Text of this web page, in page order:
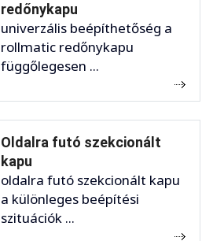
redőnykapu
univerzális beépíthetőség a
rollmatic redőnykapu
függőlegesen ...
Oldalra futó szekcionált
kapu
oldalra futó szekcionált kapu
a különleges beépítési
szituációk ...